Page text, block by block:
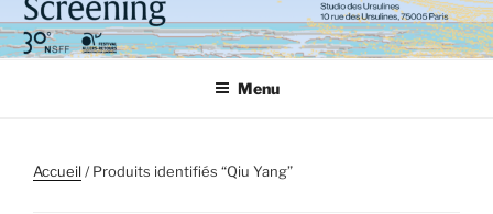
Aller
au
contenu
Menu
Accueil/ Produits identifiés “Qiu Yang”